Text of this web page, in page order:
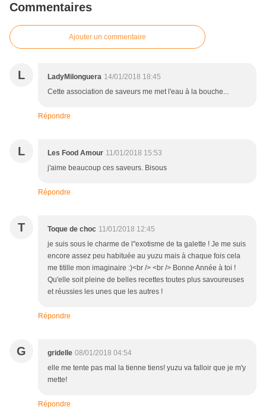
Commentaires
Ajouter un commentaire
L LadyMilonguera 14/01/2018 18:45
Cette association de saveurs me met l'eau à la bouche...
Répondre
L Les Food Amour 11/01/2018 15:53
j'aime beaucoup ces saveurs. Bisous
Répondre
T Toque de choc 11/01/2018 12:45
je suis sous le charme de l''exotisme de ta galette ! Je me suis
encore assez peu habituée au yuzu mais à chaque fois cela
me titille mon imaginaire :)<br /> <br /> Bonne Année à toi !
Qu'elle soit pleine de belles recettes toutes plus savoureuses
et réussies les unes que les autres !
Répondre
G gridelle 08/01/2018 04:54
elle me tente pas mal la tienne tiens! yuzu va falloir que je m'y
mette!
Répondre